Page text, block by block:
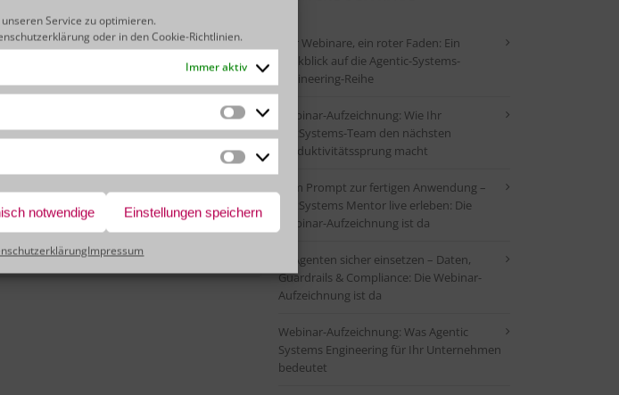
Service zu optimieren.
oder in denCookie-Richtlinien.
Immer aktiv
Statistiken
Marketing
notwendige Einstellungen speichern
Impressum
BUSINESS PARTNER
Source-Lösungen, arbeiten seit
eines Red Hat Ready Business Partner,
haben insgesamt nur acht
auch die Schweiz und Österreich
Vier Webinare, ein roter Faden: Ein
Rückblick auf die Agentic-Systems-
Engineering-Reihe
Webinar-Aufzeichnung: Wie Ihr
OutSystems-Team den nächsten
Produktivitätssprung macht
Vom Prompt zur fertigen Anwendung –
OutSystems Mentor live erleben: Die
Webinar-Aufzeichnung ist da
KI-Agenten sicher einsetzen – Daten,
Guardrails & Compliance: Die Webinar-
Aufzeichnung ist da
Webinar-Aufzeichnung: Was Agentic
Systems Engineering für Ihr Unternehmen
bedeutet